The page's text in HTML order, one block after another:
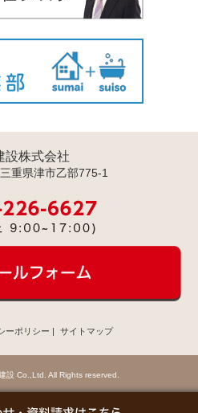
設株式会社
重県津市乙部775-1
ーポリシー | サイトマップ
設 Co.,Ltd. All Rights reserved.